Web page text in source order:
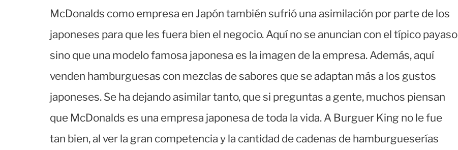
McDonalds como empresa en Japón también sufrió una asimilación por parte de los
japoneses para que les fuera bien el negocio. Aquí no se anuncian con el típico payaso
sino que una modelo famosa japonesa es la imagen de la empresa. Además, aquí
venden hamburguesas con mezclas de sabores que se adaptan más a los gustos
japoneses. Se ha dejando asimilar tanto, que si preguntas a gente, muchos piensan
que McDonalds es una empresa japonesa de toda la vida. A Burguer King no le fue
tan bien, al ver la gran competencia y la cantidad de cadenas de hamburgueserías